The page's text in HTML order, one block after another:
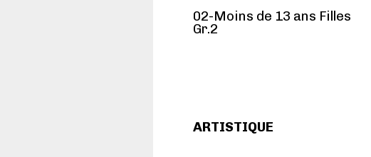
02-Moins de 13 ans Filles
Gr.2
ARTISTIQUE